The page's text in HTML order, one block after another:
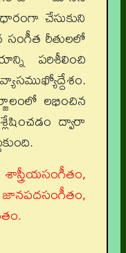
చేసుకుని
రీతులలో
పరిశీలించి
లభించిన
ద్వారా
జానపదసంగీతం,